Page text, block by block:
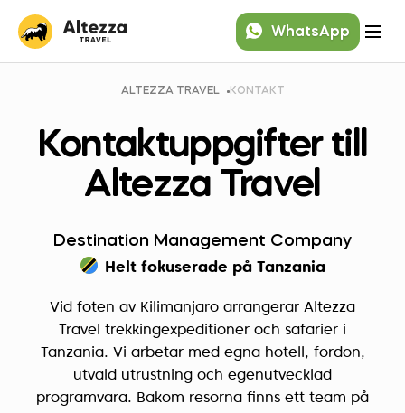
WhatsApp
ALTEZZA TRAVEL KONTAKT
Kontaktuppgifter till
Altezza Travel
Destination Management Company
Helt fokuserade på Tanzania
Vid foten av Kilimanjaro arrangerar Altezza
Travel trekkingexpeditioner och safarier i
Tanzania. Vi arbetar med egna hotell, fordon,
utvald utrustning och egenutvecklad
programvara. Bakom resorna finns ett team på